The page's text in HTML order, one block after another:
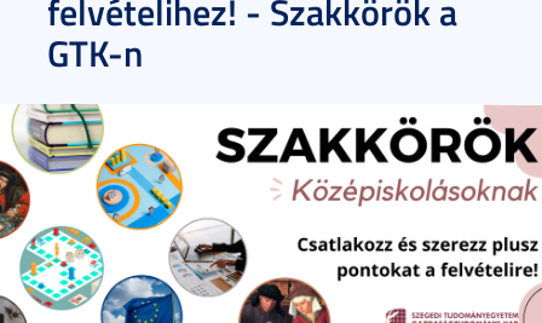
felvételihez! - Szakkörök a
GTK-n